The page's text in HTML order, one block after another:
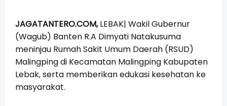
JAGATANTERO.COM,LEBAK| Wakil Gubernur
(Wagub) Banten R.A Dimyati Natakusuma
meninjau Rumah Sakit Umum Daerah (RSUD)
Malingping di Kecamatan Malingping Kabupaten
Lebak, serta memberikan edukasi kesehatan ke
masyarakat.